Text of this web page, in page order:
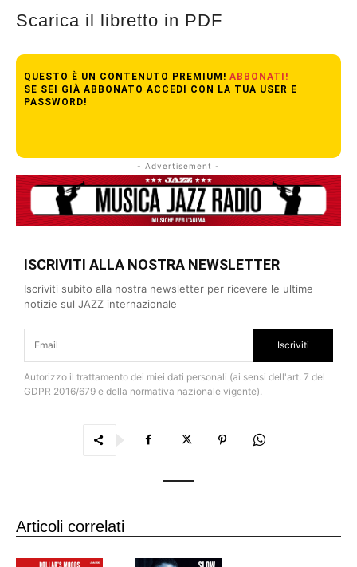
Scarica il libretto in PDF
QUESTO È UN CONTENUTO PREMIUM! ABBONATI!
SE SEI GIÀ ABBONATO ACCEDI CON LA TUA USER E
PASSWORD!
- Advertisement -
ISCRIVITI ALLA NOSTRA NEWSLETTER
Iscriviti subito alla nostra newsletter per ricevere le ultime
notizie sul JAZZ internazionale
Iscriviti
Autorizzo il trattamento dei miei dati personali (ai sensi dell'art. 7 del
GDPR 2016/679 e della normativa nazionale vigente).
Articoli correlati